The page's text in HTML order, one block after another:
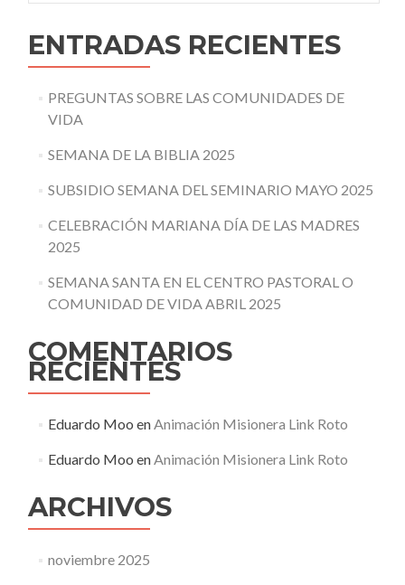
ENTRADAS RECIENTES
PREGUNTAS SOBRE LAS COMUNIDADES DE
VIDA
SEMANA DE LA BIBLIA 2025
SUBSIDIO SEMANA DEL SEMINARIO MAYO 2025
CELEBRACIÓN MARIANA DÍA DE LAS MADRES
2025
SEMANA SANTA EN EL CENTRO PASTORAL O
COMUNIDAD DE VIDA ABRIL 2025
COMENTARIOS
RECIENTES
Eduardo Moo enAnimación Misionera Link Roto
Eduardo Moo enAnimación Misionera Link Roto
ARCHIVOS
noviembre 2025